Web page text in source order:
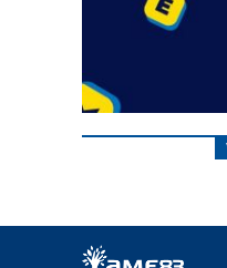
CARNET
Afin